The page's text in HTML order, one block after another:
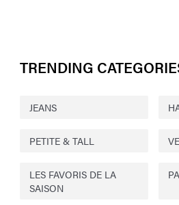
TRENDING
JEANS
PETITE & TALL
LES FAVORIS DE LA
SAISON